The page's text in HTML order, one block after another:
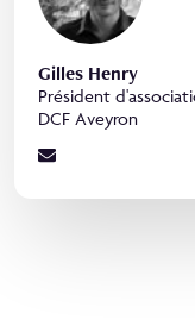
Gilles Henry
Président
DCF Aveyron